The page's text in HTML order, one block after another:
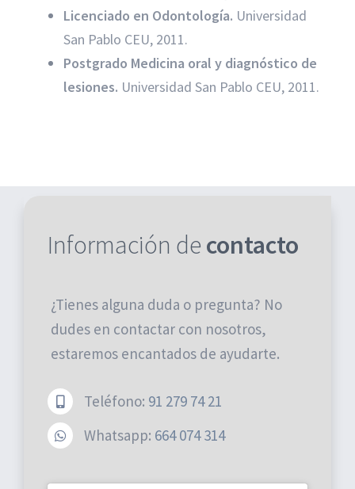
Licenciado en Odontología. Universidad
San Pablo CEU, 2011.
Postgrado Medicina oral y diagnóstico de
lesiones. Universidad San Pablo CEU, 2011.
Información de contacto
¿Tienes alguna duda o pregunta? No
dudes en contactar con nosotros,
estaremos encantados de ayudarte.
Teléfono: 91 279 74 21
Whatsapp: 664 074 314
Clínica dental en Boadilla del Monte. EnOrthocare
tratamientos dentales. Tu sonrisa es nuestra
prioridad.Tu clínica dental en Boadilla.
UBICACIÓN
Avda. de Julio Fuentes, 9 (28660) Boadilla del